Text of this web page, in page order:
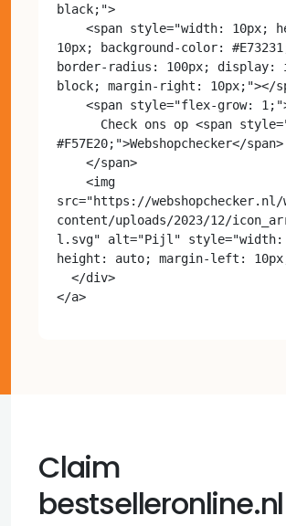
black;">
10px; background-color:
border-radius: 100px; display:
block; margin-right: 10px;"></
#F57E20;">Webshopchecker</span>
src="https://webshopchecker.nl/
content/uploads/2023/12/
l.svg" alt="Pijl" style="width:
height: auto; margin-left:
Claim
bestselleronline.nl